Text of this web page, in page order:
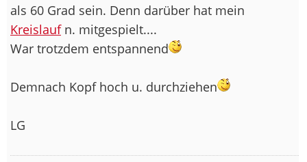
als 60 Grad sein. Denn darüber hat mein
Kreislaufn. mitgespielt....
War trotzdem entspannend
Demnach Kopf hoch u. durchziehen
LG